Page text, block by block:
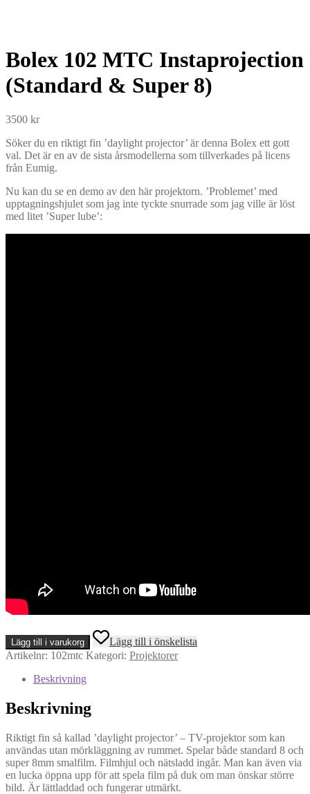
Bolex 102 MTC Instaprojection
(Standard & Super 8)
3500 kr
Söker du en riktigt fin ’daylight projector’ är denna Bolex ett gott
val. Det är en av de sista årsmodellerna som tillverkades på licens
från Eumig.
Nu kan du se en demo av den här projektorn. ’Problemet’ med
upptagningshjulet som jag inte tyckte snurrade som jag ville är löst
med litet ’Super lube’:
Bolex
102
MTC
(Standard
Super
mängd
Lägg till i varukorg
Lägg till i önskelista
Artikelnr: 102mtc Kategori: Projektorer
Beskrivning
Beskrivning
Riktigt fin så kallad ’daylight projector’ – TV-projektor som kan
användas utan mörkläggning av rummet. Spelar både standard 8 och
super 8mm smalfilm. Filmhjul och nätsladd ingår. Man kan även via
en lucka öppna upp för att spela film på duk om man önskar större
bild. Är lättladdad och fungerar utmärkt.